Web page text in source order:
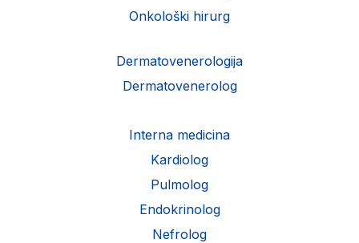
Onkološki hirurg
Dermatovenerologija
Dermatovenerolog
Interna medicina
Kardiolog
Pulmolog
Endokrinolog
Nefrolog